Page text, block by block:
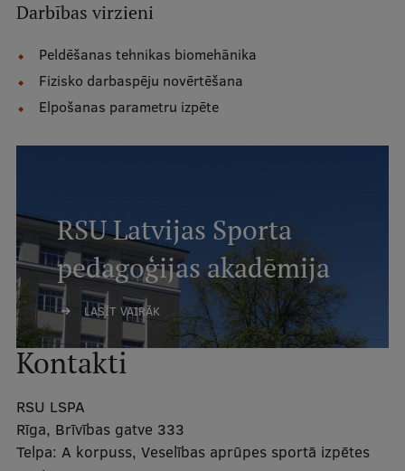
Maģistra studiju programmas
Doktorantūra
Rezidentūra
Uzņemšana
Par RSU
Studentu dzīve
Studiju norises vietas
Fakultātes
Mūsu cilvēki
Stratēģija
Darbības virzieni
Peldēšanas tehnikas biomehānika
Fizisko darbaspēju novērtēšana
Elpošanas parametru izpēte
RSU Latvijas Sporta
pedagoģijas akadēmija
LASĪT VAIRĀK
Kontakti
RSU LSPA
Rīga, Brīvības gatve 333
Telpa: A korpuss, Veselības aprūpes sportā izpētes